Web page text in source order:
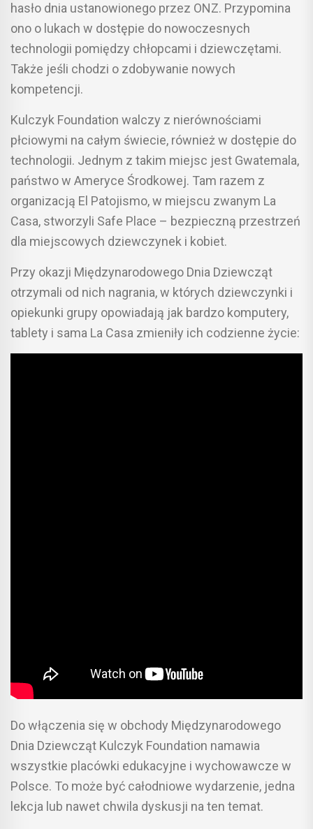
hasło dnia ustanowionego przez ONZ. Przypomina
ono o lukach w dostępie do nowoczesnych
technologii pomiędzy chłopcami i dziewczętami.
Także jeśli chodzi o zdobywanie nowych
kompetencji.
Kulczyk Foundation walczy z nierównościami
płciowymi na całym świecie, również w dostępie do
technologii. Jednym z takim miejsc jest Gwatemala,
państwo w Ameryce Środkowej. Tam razem z
organizacją El Patojismo, w miejscu zwanym La
Casa, stworzyli Safe Place – bezpieczną przestrzeń
dla miejscowych dziewczynek i kobiet.
Przy okazji Międzynarodowego Dnia Dziewcząt
otrzymali od nich nagrania, w których dziewczynki i
opiekunki grupy opowiadają jak bardzo komputery,
tablety i sama La Casa zmieniły ich codzienne życie:
Do włączenia się w obchody Międzynarodowego
Dnia Dziewcząt Kulczyk Foundation namawia
wszystkie placówki edukacyjne i wychowawcze w
Polsce. To może być całodniowe wydarzenie, jedna
lekcja lub nawet chwila dyskusji na ten temat.